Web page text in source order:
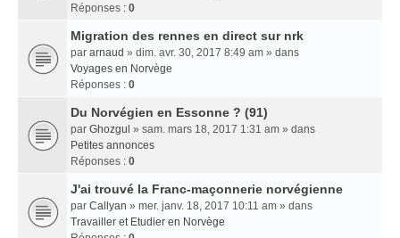
Réponses : 0
Migration des rennes en direct sur nrk
par arnaud » dim. avr. 30, 2017 8:49 am » dans
Voyages en Norvège
Réponses : 0
Du Norvégien en Essonne ? (91)
par Ghozgul » sam. mars 18, 2017 1:31 am » dans
Petites annonces
Réponses : 0
J'ai trouvé la Franc-maçonnerie norvégienne
par Callyan » mer. janv. 18, 2017 10:11 am » dans
Travailler et Etudier en Norvège